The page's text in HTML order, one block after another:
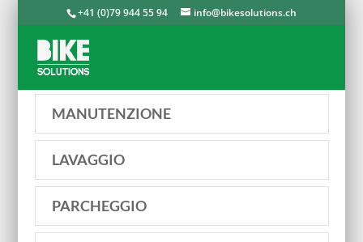
+41 (0)79 944 55 94 info@bikesolutions.ch
MANUTENZIONE
LAVAGGIO
PARCHEGGIO